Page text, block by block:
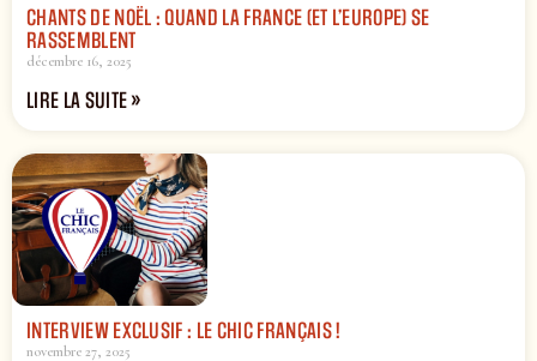
CHANTS DE NOËL : QUAND LA FRANCE (ET L’EUROPE) SE
RASSEMBLENT
décembre 16, 2025
LIRE LA SUITE »
INTERVIEW EXCLUSIF : LE CHIC FRANÇAIS !
novembre 27, 2025